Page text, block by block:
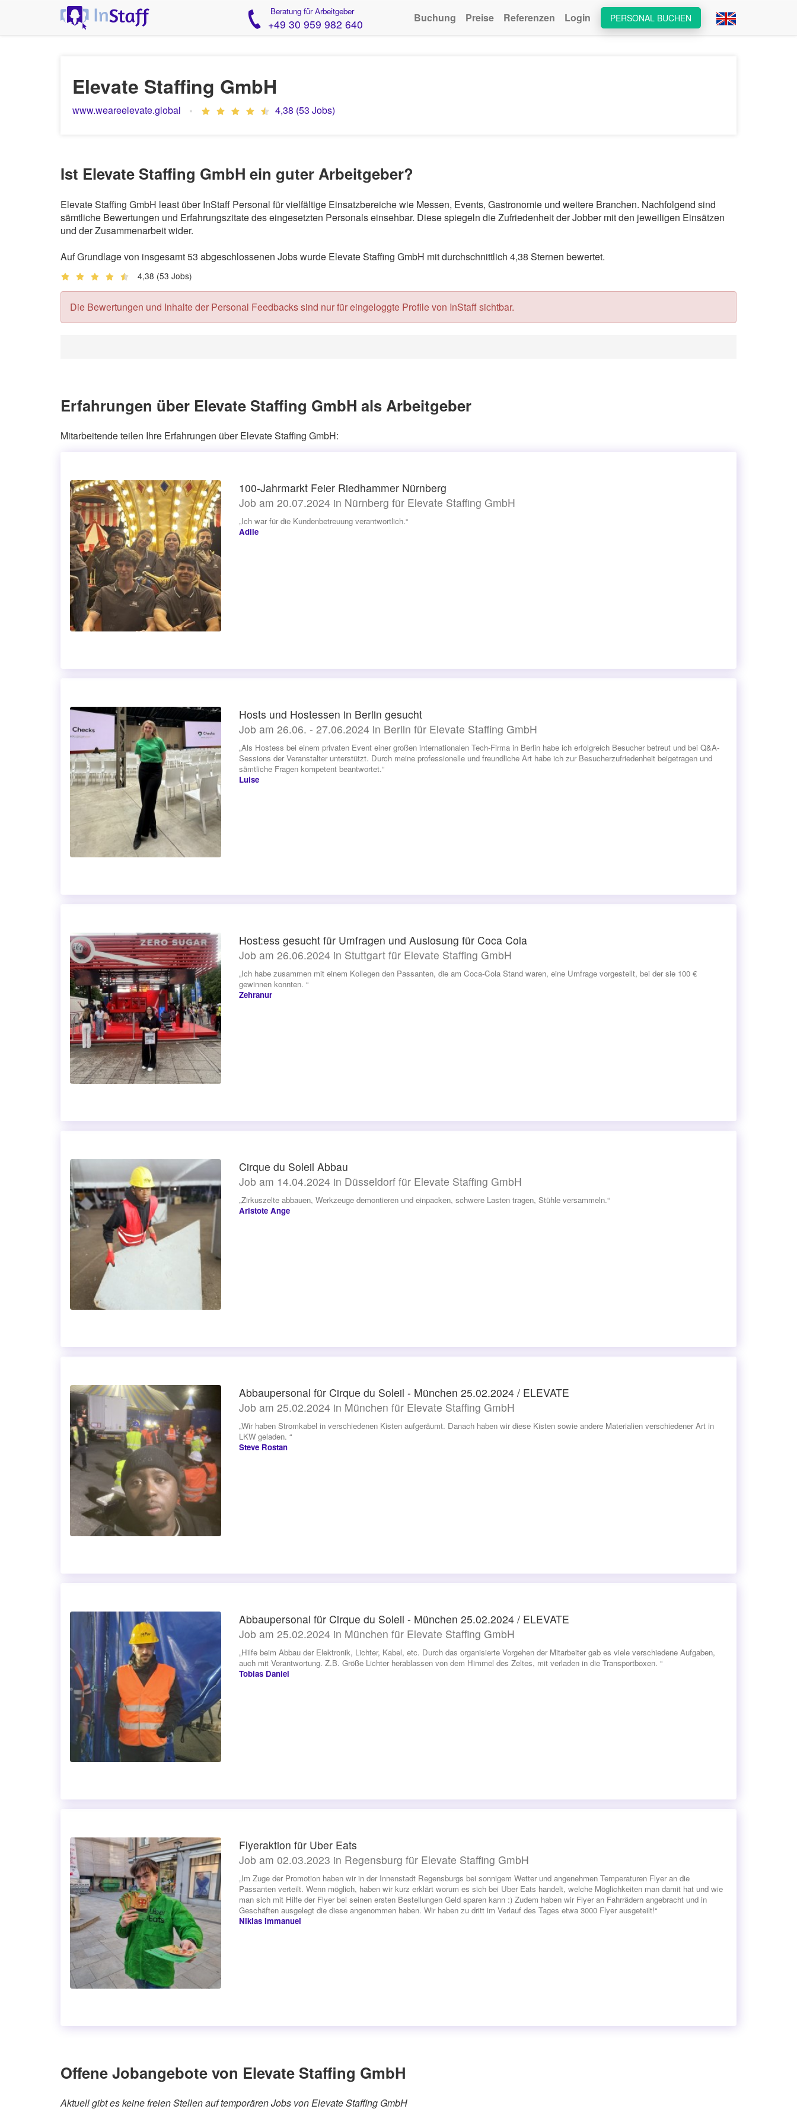
Beratung für Arbeitgeber
+49 30 959 982 640 PERSONAL BUCHEN
Buchung Preise Referenzen Login
Elevate Staffing GmbH
www.weareelevate.global 4,38 (53 Jobs)
Ist Elevate Staffing GmbH ein guter Arbeitgeber?
Elevate Staffing GmbH least über InStaff Personal für vielfältige Einsatzbereiche wie Messen, Events, Gastronomie und weitere Branchen. Nachfolgend sind
sämtliche Bewertungen und Erfahrungszitate des eingesetzten Personals einsehbar. Diese spiegeln die Zufriedenheit der Jobber mit den jeweiligen Einsätzen
und der Zusammenarbeit wider.
Auf Grundlage von insgesamt 53 abgeschlossenen Jobs wurde Elevate Staffing GmbH mit durchschnittlich 4,38 Sternen bewertet.
4,38 (53 Jobs)
Die Bewertungen und Inhalte der Personal Feedbacks sind nur für eingeloggte Profile von InStaff sichtbar.
Erfahrungen über Elevate Staffing GmbH als Arbeitgeber
Mitarbeitende teilen Ihre Erfahrungen über Elevate Staffing GmbH:
100-Jahrmarkt Feier Riedhammer Nürnberg
Job am 20.07.2024 in Nürnberg für Elevate Staffing GmbH
„Ich war für die Kundenbetreuung verantwortlich.“
Adile
Hosts und Hostessen in Berlin gesucht
Job am 26.06. - 27.06.2024 in Berlin für Elevate Staffing GmbH
„Als Hostess bei einem privaten Event einer großen internationalen Tech-Firma in Berlin habe ich erfolgreich Besucher betreut und bei Q&A-
Sessions der Veranstalter unterstützt. Durch meine professionelle und freundliche Art habe ich zur Besucherzufriedenheit beigetragen und
sämtliche Fragen kompetent beantwortet.“
Luise
Host:ess gesucht für Umfragen und Auslosung für Coca Cola
Job am 26.06.2024 in Stuttgart für Elevate Staffing GmbH
„Ich habe zusammen mit einem Kollegen den Passanten, die am Coca-Cola Stand waren, eine Umfrage vorgestellt, bei der sie 100 €
gewinnen konnten. “
Zehranur
Cirque du Soleil Abbau
Job am 14.04.2024 in Düsseldorf für Elevate Staffing GmbH
„Zirkuszelte abbauen, Werkzeuge demontieren und einpacken, schwere Lasten tragen, Stühle versammeln.“
Aristote Ange
Abbaupersonal für Cirque du Soleil - München 25.02.2024 / ELEVATE
Job am 25.02.2024 in München für Elevate Staffing GmbH
„Wir haben Stromkabel in verschiedenen Kisten aufgeräumt. Danach haben wir diese Kisten sowie andere Materialien verschiedener Art in
LKW geladen. “
Steve Rostan
Abbaupersonal für Cirque du Soleil - München 25.02.2024 / ELEVATE
Job am 25.02.2024 in München für Elevate Staffing GmbH
„Hilfe beim Abbau der Elektronik, Lichter, Kabel, etc. Durch das organisierte Vorgehen der Mitarbeiter gab es viele verschiedene Aufgaben,
auch mit Verantwortung. Z.B. Größe Lichter herablassen von dem Himmel des Zeltes, mit verladen in die Transportboxen. “
Tobias Daniel
Flyeraktion für Uber Eats
Job am 02.03.2023 in Regensburg für Elevate Staffing GmbH
„Im Zuge der Promotion haben wir in der Innenstadt Regensburgs bei sonnigem Wetter und angenehmen Temperaturen Flyer an die
Passanten verteilt. Wenn möglich, haben wir kurz erklärt worum es sich bei Uber Eats handelt, welche Möglichkeiten man damit hat und wie
man sich mit Hilfe der Flyer bei seinen ersten Bestellungen Geld sparen kann :) Zudem haben wir Flyer an Fahrrädern angebracht und in
Geschäften ausgelegt die diese angenommen haben. Wir haben zu dritt im Verlauf des Tages etwa 3000 Flyer ausgeteilt!“
Niklas Immanuel
Offene Jobangebote von Elevate Staffing GmbH
Aktuell gibt es keine freien Stellen auf temporären Jobs von Elevate Staffing GmbH